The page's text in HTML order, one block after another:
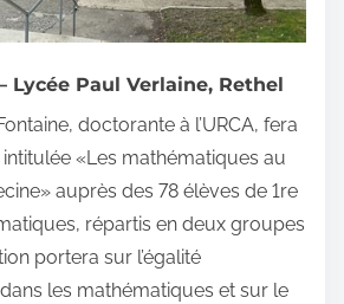
Lycée Paul Verlaine, Rethel
doctorante à l’URCA, fera
«Les mathématiques au
auprès des 78 élèves de 1re
répartis en deux groupes
portera sur l’égalité
les mathématiques et sur le